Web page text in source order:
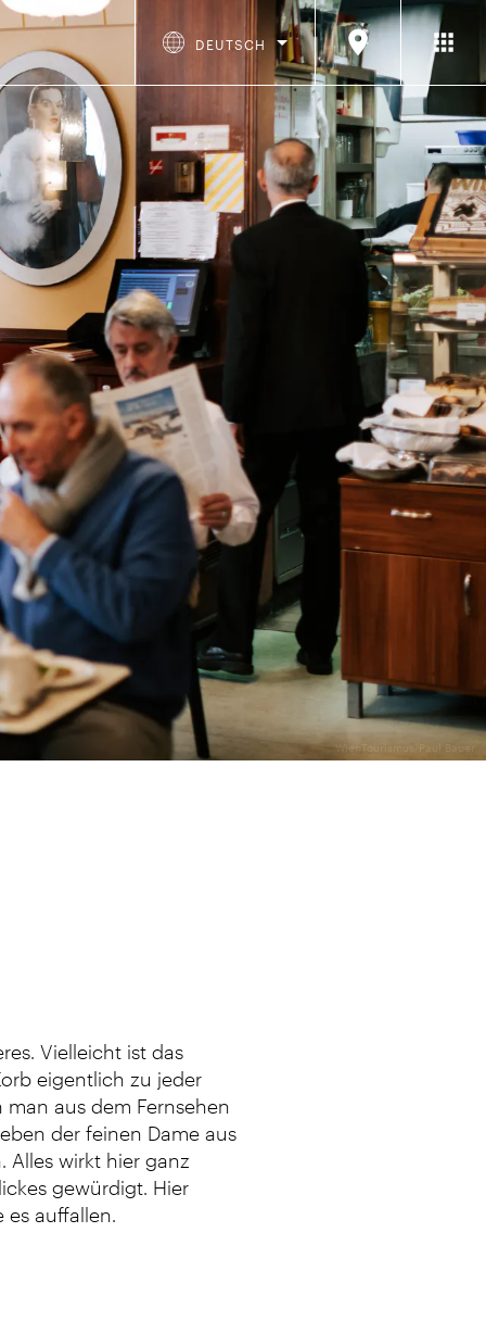
DEUTSCH
WienTourismus/Paul Bauer
Vielleicht ist das
eigentlich zu jeder
man aus dem Fernsehen
der feinen Dame aus
Alles wirkt hier ganz
gewürdigt. Hier
es auffallen.